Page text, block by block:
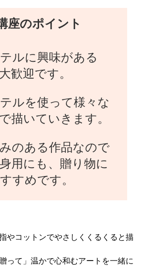
座のポイント
ルに興味がある
歓迎です。
ルを使って様々な
描いていきます。
のある作品なので
用にも、贈り物に
すめです。
やコットンでやさしくくるくると描
って」温かで心和むアートを一緒に